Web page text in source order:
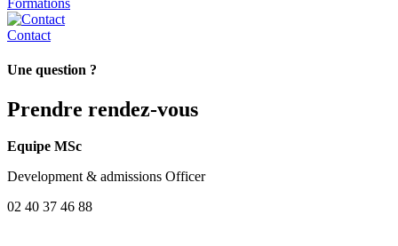
Formations
Contact
Une question ?
Prendre rendez-vous
Equipe MSc
Development & admissions Officer
02 40 37 46 88